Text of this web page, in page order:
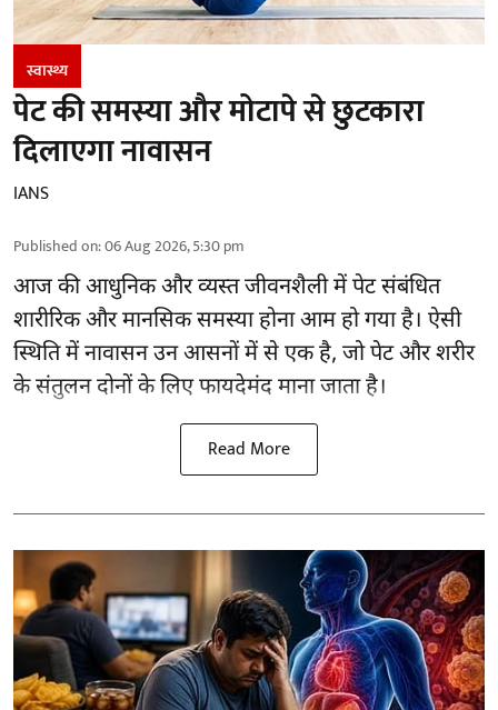
स्वास्थ्य
पेट की समस्या और मोटापे से छुटकारा
दिलाएगा नावासन
IANS
Published on:06 Aug 2026, 5:30 pm
आज की आधुनिक और व्यस्त जीवनशैली में पेट संबंधित
शारीरिक और मानसिक समस्या होना आम हो गया है। ऐसी
स्थिति में नावासन उनआसनोंमें से एक है, जो पेट और शरीर
के संतुलन दोनों के लिए फायदेमंद माना जाता है।
Read More